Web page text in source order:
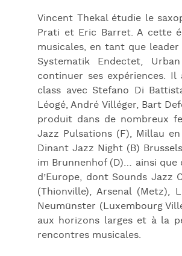
Vincent Thekal étudie le
Prati et Eric Barret. A cette
musicales, en tant que leader
Systematik Endectet,
continuer ses expériences.
class avec Stefano Di
Léogé, André Villéger, Bart
produit dans de nombreux
Jazz Pulsations (F), Millau
Dinant Jazz Night (B)
im Brunnenhof (D)… ainsi
d’Europe, dont Sounds Jazz
(Thionville), Arsenal (Metz),
Neumünster (Luxembourg
aux horizons larges et à la
rencontres musicales.